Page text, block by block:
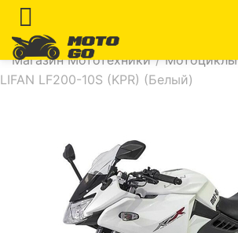
Магазин Мототехники / Мотоциклы
LIFAN LF200-10S (KPR) (Белый)